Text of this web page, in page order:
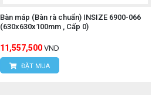
Bàn máp (Bàn rà chuẩn) INSIZE 6900-066
(630x630x100mm , Cấp 0)
11,557,500 VND
ĐẶT MUA